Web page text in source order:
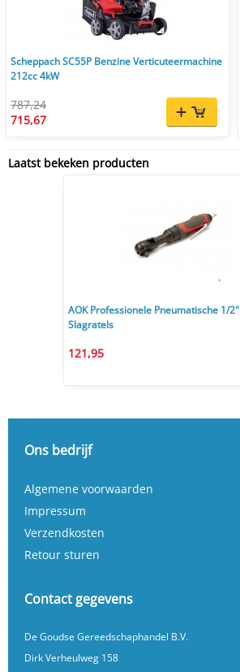
Scheppach SC55P Benzine Verticuteermachine
212cc 4kW
787,24
715,67
Laatst bekeken producten
AOK Professionele Pneumatische 1/2"
Slagratels
121,95
Ons bedrijf
Algemene voorwaarden
Impressum
Verzendkosten
Retour sturen
Contact gegevens
De Goudse Gereedschaphandel B.V.
Dirk Verheulweg 158